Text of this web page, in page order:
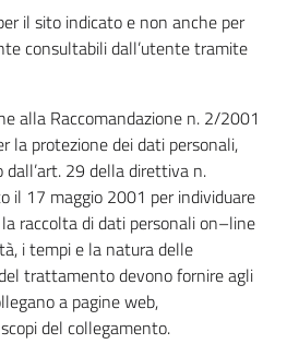
il sito indicato e non anche per
consultabili dall’utente tramite
alla Raccomandazione n. 2/2001
la protezione dei dati personali,
29 della direttiva n.
il 17 maggio 2001 per individuare
raccolta di dati personali on–line
i tempi e la natura delle
trattamento devono fornire agli
a pagine web,
del collegamento.